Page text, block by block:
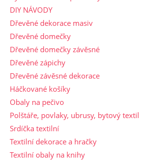
DIY NÁVODY
Dřevěné dekorace masiv
Dřevěné domečky
Dřevěné domečky závěsné
Dřevěné zápichy
Dřevěné závěsné dekorace
Háčkované košíky
Obaly na pečivo
Polštáře, povlaky, ubrusy, bytový textil
Srdíčka textilní
Textilní dekorace a hračky
Textilní obaly na knihy